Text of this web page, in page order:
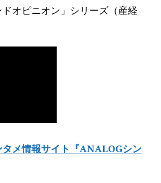
オピニオン」シリーズ（産経
メ情報サイト『ANALOGシン